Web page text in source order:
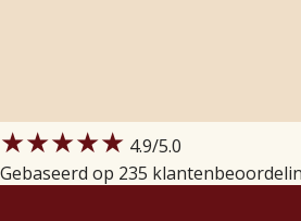
★★★★★ 4.9/5.0
Gebaseerd op 235